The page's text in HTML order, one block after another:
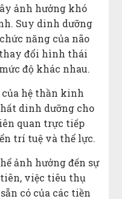
ảnh hưởng khó
Suy dinh dưỡng
năng của não
thay đổi hình thái
độ khác nhau.
của hệ thần kinh
dinh dưỡng cho
quan trực tiếp
trí tuệ và thể lực.
ảnh hưởng đến sự
việc tiêu thụ
có của các tiền